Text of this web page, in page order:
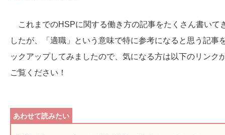
これまでのHSPに関する働き方の記事をたくさん書いて
したが、「適職」という意味で特に参考になると思う記事
ックアップしてみましたので、気になる方は以下のリンク
ご覧ください！